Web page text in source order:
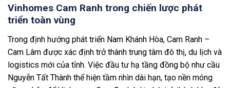
Vinhomes Cam Ranh trong chiến lược phát
triển toàn vùng
Trong định hướng phát triển Nam Khánh Hòa, Cam Ranh –
Cam Lâm được xác định trở thành trung tâm đô thị, du lịch và
logistics mới của tỉnh. Việc đầu tư hạ tầng đồng bộ như cầu
Nguyễn Tất Thành thể hiện tầm nhìn dài hạn, tạo nền móng